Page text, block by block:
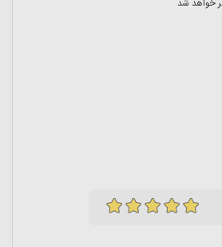
خواهد شد